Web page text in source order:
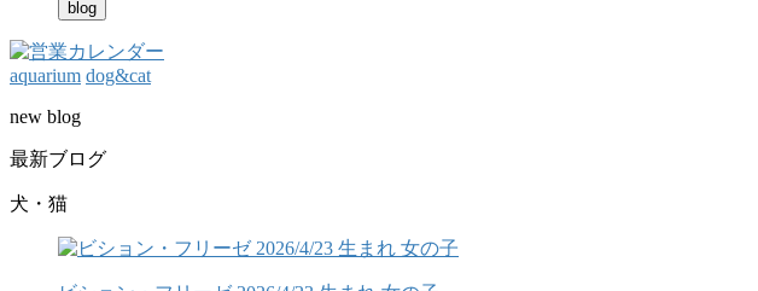
blog
aquarium dog&cat
new blog
最新ブログ
犬・猫